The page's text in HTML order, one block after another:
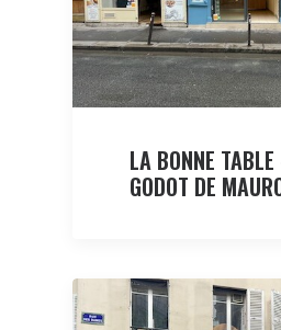
LA BONNE
GODOT DE